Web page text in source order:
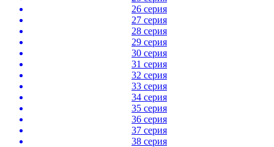
26 серия
27 серия
28 серия
29 серия
30 серия
31 серия
32 серия
33 серия
34 серия
35 серия
36 серия
37 серия
38 серия